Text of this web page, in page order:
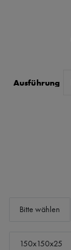
Ausführung
Bitte wählen
150x150x25